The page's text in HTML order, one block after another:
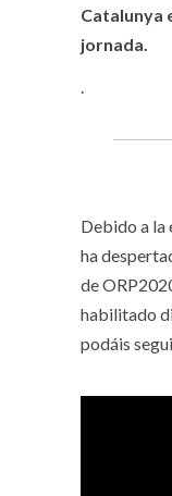
Catalunya
jornada.
Debido a la
ha
de
habilitado
podáis